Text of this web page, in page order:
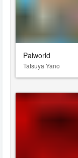
Palworld
Tatsuya Yano